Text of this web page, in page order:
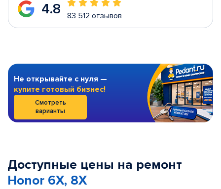
4.8 83 512 отзывов
Не открывайте с нуля —
купите готовый бизнес!
Смотреть
варианты
Доступные цены на ремонт
Honor 6X, 8X